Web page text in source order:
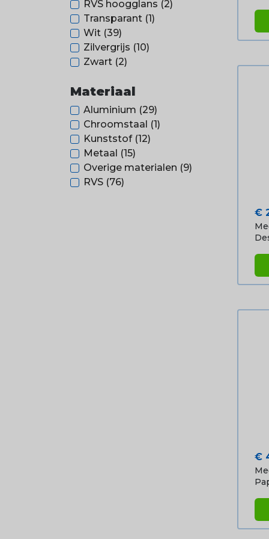
RVS hoogglans (2)
Transparant (1)
Wit (39)
Zilvergrijs (10)
Zwart (2)
Materiaal
Aluminium (29)
Chroomstaal (1)
Kunststof (12)
Metaal (15)
Overige materialen (9)
RVS (76)
€
€